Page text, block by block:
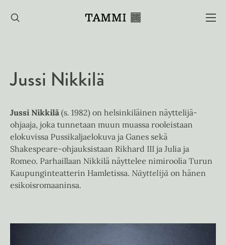
sisältöön
Jussi Nikkilä
Jussi Nikkilä (s. 1982) on helsinkiläinen näyttelijä-
ohjaaja, joka tunnetaan muun muassa rooleistaan
elokuvissa Pussikaljaelokuva ja Ganes sekä
Shakespeare-ohjauksistaan Rikhard III ja Julia ja
Romeo. Parhaillaan Nikkilä näyttelee nimiroolia Turun
Kaupunginteatterin Hamletissa. Näyttelijä on hänen
esikoisromaaninsa.